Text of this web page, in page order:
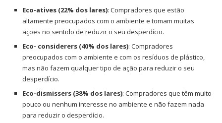
Eco-atives (22% dos lares): Compradores que estão
altamente preocupados com o ambiente e tomam muitas
ações no sentido de reduzir o seu desperdício.
Eco- considerers (40% dos lares): Compradores
preocupados com o ambiente e com os resíduos de plástico,
mas não fazem qualquer tipo de ação para reduzir o seu
desperdício.
Eco-dismissers (38% dos lares): Compradores que têm muito
pouco ou nenhum interesse no ambiente e não fazem nada
para reduzir o desperdício.